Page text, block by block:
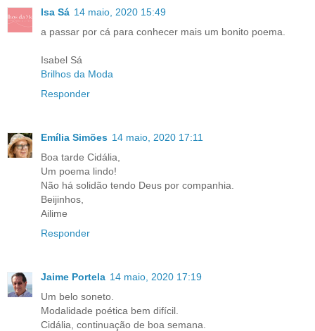
Isa Sá 14 maio, 2020 15:49
a passar por cá para conhecer mais um bonito poema.
Isabel Sá
Brilhos da Moda
Responder
Emília Simões 14 maio, 2020 17:11
Boa tarde Cidália,
Um poema lindo!
Não há solidão tendo Deus por companhia.
Beijinhos,
Ailime
Responder
Jaime Portela 14 maio, 2020 17:19
Um belo soneto.
Modalidade poética bem difícil.
Cidália, continuação de boa semana.